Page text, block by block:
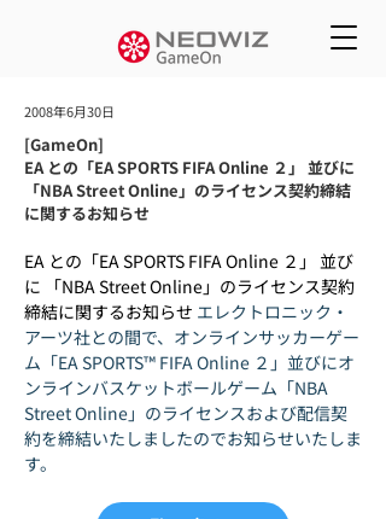
2008年6月30日
[GameOn]
EA との「EA SPORTS FIFA Online ２」 並びに
「NBA Street Online」のライセンス契約締結
に関するお知らせ
EA との「EA SPORTS FIFA Online ２」 並び
に 「NBA Street Online」のライセンス契約
締結に関するお知らせ エレクトロニック・
アーツ社との間で、オンラインサッカーゲー
ム「EA SPORTS™ FIFA Online ２」並びにオ
ンラインバスケットボールゲーム「NBA
Street Online」のライセンスおよび配信契
約を締結いたしましたのでお知らせいたしま
す。